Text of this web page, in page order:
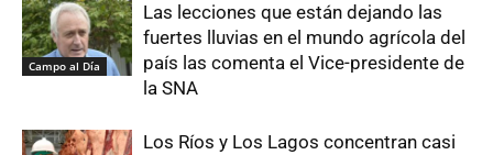
Campo al Día
Las lecciones que están dejando las
fuertes lluvias en el mundo agrícola del
país las comenta el Vice-presidente de
la SNA
Los Ríos y Los Lagos concentran casi